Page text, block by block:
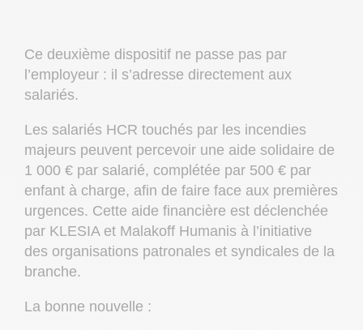
Ce deuxième dispositif ne passe pas par
l’employeur : il s’adresse directement aux
salariés.
Les salariés HCR touchés par les incendies
majeurs peuvent percevoir une aide solidaire de
1 000 € par salarié, complétée par 500 € par
enfant à charge, afin de faire face aux premières
urgences. Cette aide financière est déclenchée
par KLESIA et Malakoff Humanis à l’initiative
des organisations patronales et syndicales de la
branche.
La bonne nouvelle :